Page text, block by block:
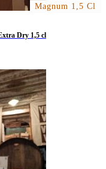
Magnum 1,5 Cl
Dry 1,5 cl